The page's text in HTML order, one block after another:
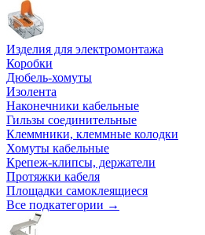
Изделия для электромонтажа
Коробки
Дюбель-хомуты
Изолента
Наконечники кабельные
Гильзы соединительные
Клеммники, клеммные колодки
Хомуты кабельные
Крепеж-клипсы, держатели
Протяжки кабеля
Площадки самоклеящиеся
Все подкатегории →